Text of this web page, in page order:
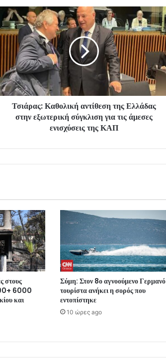
Τσιάρας: Καθολική αντίθεση της Ελλάδας
στην εξωτερική σύγκλιση για τις άμεσες
ενισχύσεις της ΚΑΠ
στους
6000
και
Σύμη: Στον 8ο αγνοούμενο Γερμανό
τουρίστα ανήκει η σορός που
εντοπίστηκε
10 ώρες ago